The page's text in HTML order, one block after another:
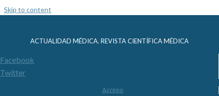
Skip to content
ACTUALIDAD MÉDICA. REVISTA CIENTÍFICA MÉDICA
Facebook
Twitter
Acceso